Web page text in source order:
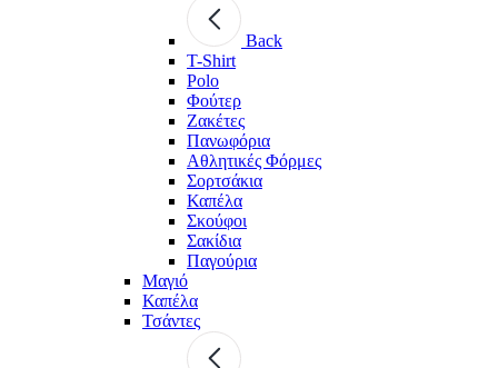
Back
T-Shirt
Polo
Φούτερ
Ζακέτες
Πανωφόρια
Αθλητικές Φόρμες
Σορτσάκια
Καπέλα
Σκούφοι
Σακίδια
Παγούρια
Μαγιό
Καπέλα
Τσάντες